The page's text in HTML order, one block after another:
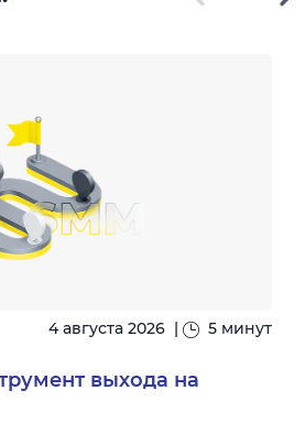
4 августа 2026 | 5 минут
выхода на